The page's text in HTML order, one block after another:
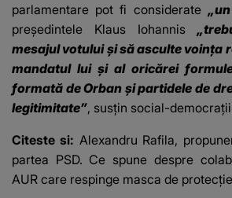
parlamentare pot fi considerate
preşedintele Klaus Iohannis
mesajul votuluişi să asculte voinţa
mandatul lui şi al oricărei
formată de Orban şi partidele de
legitimitate”, susţin social-
Citeste si: Alexandru Rafila,
partea PSD. Ce spune despre
AUR care respinge masca de protecție